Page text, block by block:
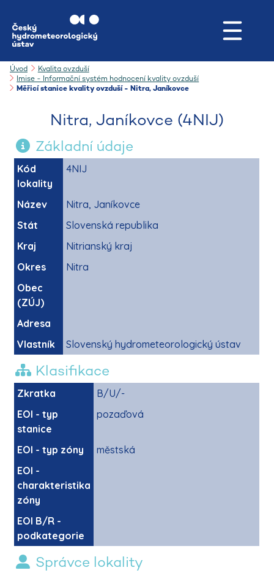
Úvod
Kvalita ovzduší
Imise - Informační systém hodnocení kvality ovzduší
Měřicí stanice kvality ovzduší - Nitra, Janíkovce
Nitra, Janíkovce (4NIJ)
Základní údaje
Kód
lokality
4NIJ
Název
Nitra, Janíkovce
Stát
Slovenská republika
Kraj
Nitrianský kraj
Okres
Nitra
Obec
(ZÚJ)
Adresa
Vlastník
Slovenský hydrometeorologický ústav
Klasifikace
Zkratka
B/U/-
EOI - typ
stanice
pozaďová
EOI - typ zóny
městská
EOI -
charakteristika
zóny
EOI B/R -
podkategorie
Správce lokality